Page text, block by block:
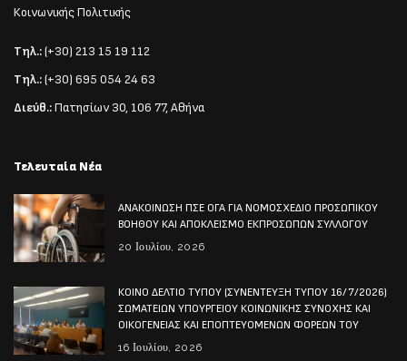
Κοινωνικής Πολιτικής
Τηλ.:(+30) 213 15 19 112
Τηλ.:(+30) 695 054 24 63
Διεύθ.:Πατησίων 30, 106 77, Αθήνα
Τελευταία Νέα
ΑΝΑΚΟΙΝΩΣΗ ΠΣΕ ΟΓΑ ΓΙΑ ΝΟΜΟΣΧΕΔΙΟ ΠΡΟΣΩΠΙΚΟΥ
ΒΟΗΘΟΥ ΚΑΙ ΑΠΟΚΛΕΙΣΜΟ ΕΚΠΡΟΣΩΠΩΝ ΣΥΛΛΟΓΟΥ
20 Ιουλίου, 2026
ΚΟΙΝΟ ΔΕΛΤΙΟ ΤΥΠΟΥ (ΣΥΝΕΝΤΕΥΞΗ ΤΥΠΟΥ 16/7/2026)
ΣΩΜΑΤΕΙΩΝ ΥΠΟΥΡΓΕΙΟΥ ΚΟΙΝΩΝΙΚΗΣ ΣΥΝΟΧΗΣ ΚΑΙ
ΟΙΚΟΓΕΝΕΙΑΣ ΚΑΙ ΕΠΟΠΤΕΥΟΜΕΝΩΝ ΦΟΡΕΩΝ ΤΟΥ
16 Ιουλίου, 2026